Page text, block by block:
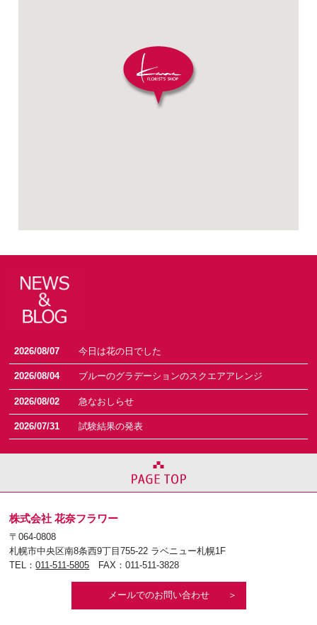
2026/08/07 今日は花の日でした
2026/08/04 ブルーのグラデーションのスクエアアレンジ
2026/08/02 急なおしらせ
2026/07/31 試験結果の発表
株式会社 花奈フラワー
〒064-0808
札幌市中央区南8条西9丁目755-22 ラベニュー札幌1F
TEL：011-511-5805 FAX：011-511-3828
メールでのお問い合わせ